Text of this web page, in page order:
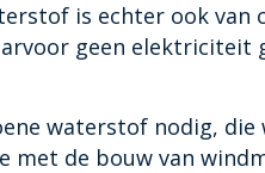
is echter ook van
geen
waterstof nodig,
de bouw van